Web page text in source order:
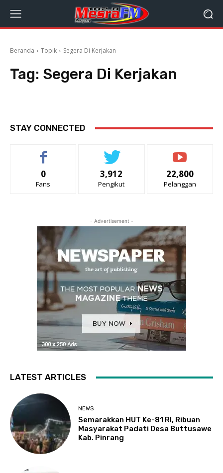
Beranda Topik Segera Di Kerjakan
Tag: Segera Di Kerjakan
STAY CONNECTED
0
Fans
3,912
Pengikut
22,800
Pelanggan
- Advertisement -
LATEST ARTICLES
NEWS
Semarakkan HUT Ke-81 RI, Ribuan
Masyarakat Padati Desa Buttusawe
Kab. Pinrang